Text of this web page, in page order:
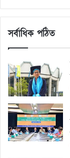
সর্বাধিক পঠিত